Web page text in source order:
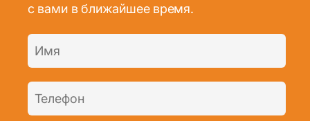
с вами в ближайшее время.